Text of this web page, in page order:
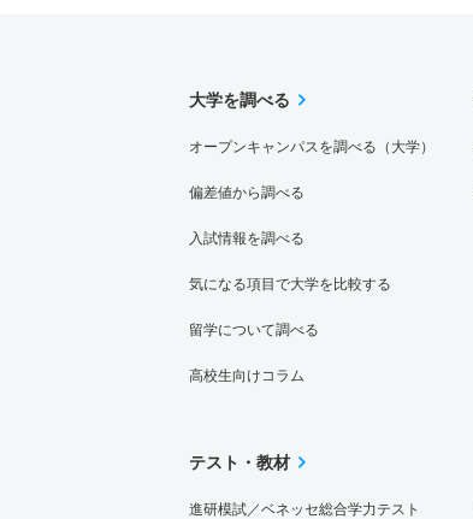
大学を調べる
オープンキャンパスを調べる（大学）
偏差値から調べる
入試情報を調べる
気になる項目で大学を比較する
留学について調べる
高校生向けコラム
テスト・教材
進研模試／ベネッセ総合学力テスト